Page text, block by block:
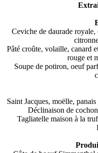
Ceviche de daurade royale,
Pâté croûte, volaille, canard
rouge et
Soupe de potiron, oeuf
Saint Jacques, moëlle,
Déclinaison de
Tagliatelle maison à la